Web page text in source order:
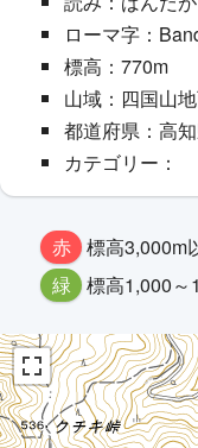
ローマ字：
標高：770m
山域：四国山
都道府県：高
カテゴリー：
赤 標高3,000m
緑 標高1,000～